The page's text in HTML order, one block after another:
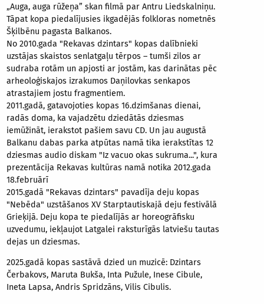
„Auga, auga rūžeņa” skan filmā par Antru Liedskalniņu.
Tāpat kopa piedalījusies ikgadējās folkloras nometnēs
Šķilbēnu pagasta Balkanos.
No 2010.gada "Rekavas dzintars" kopas dalībnieki
uzstājas skaistos senlatgaļu tērpos – tumši zilos ar
sudraba rotām un apjosti ar jostām, kas darinātas pēc
arheoloģiskajos izrakumos Daņilovkas senkapos
atrastajiem jostu fragmentiem.
2011.gadā, gatavojoties kopas 16.dzimšanas dienai,
radās doma, ka vajadzētu dziedātās dziesmas
iemūžināt, ierakstot pašiem savu CD. Un jau augustā
Balkanu dabas parka atpūtas namā tika ierakstītas 12
dziesmas audio diskam "Iz vacuo okas sukruma...", kura
prezentācija Rekavas kultūras namā notika 2012.gada
18.februārī
2015.gadā "Rekavas dzintars" pavadīja deju kopas
"Nebēda" uzstāšanos XV Starptautiskajā deju festivālā
Grieķijā. Deju kopa te piedalījās ar horeogrāfisku
uzvedumu, iekļaujot Latgalei raksturīgās latviešu tautas
dejas un dziesmas.
2025.gadā kopas sastāvā dzied un muzicē: Dzintars
Čerbakovs, Maruta Bukša, Inta Pužule, Inese Cibule,
Ineta Lapsa, Andris Spridzāns, Vilis Cibulis.